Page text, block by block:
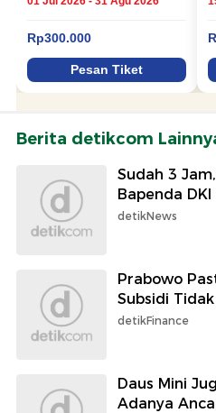
Berita detikcom
Sudah 3
Bapenda
detikNews
Prabowo
Subsidi
detikFinance
Daus Mini
Adanya